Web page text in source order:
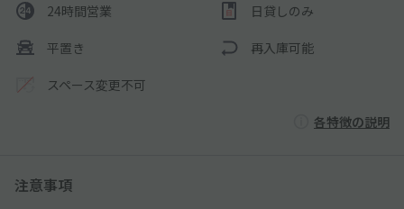
24時間営業 日貸しのみ
平置き 再入庫可能
スペース変更不可
各特徴の説明
注意事項